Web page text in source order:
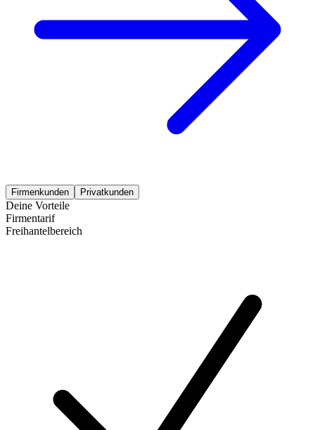
Firmenkunden Privatkunden
Deine Vorteile
Firmentarif
Freihantelbereich